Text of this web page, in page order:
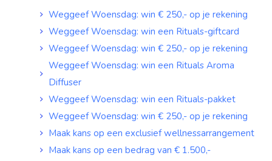
Weggeef Woensdag: win € 250,- op je rekening
Weggeef Woensdag: win een Rituals-giftcard
Weggeef Woensdag: win € 250,- op je rekening
Weggeef Woensdag: win een Rituals Aroma
Diffuser
Weggeef Woensdag: win een Rituals-pakket
Weggeef Woensdag: win € 250,- op je rekening
Maak kans op een exclusief wellnessarrangement
Maak kans op een bedrag van € 1.500,-